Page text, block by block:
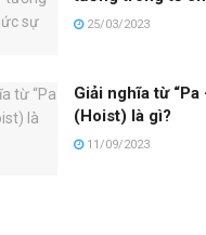
25/03/2023
Giải nghĩa từ “Pa
(Hoist) là gì?
11/09/2023